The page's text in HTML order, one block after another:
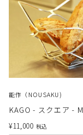
能作（NOUSAKU)
KAGO - スクエア - M
¥11,000 税込